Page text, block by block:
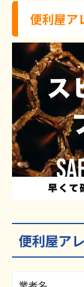
便利屋ア
便利屋ア